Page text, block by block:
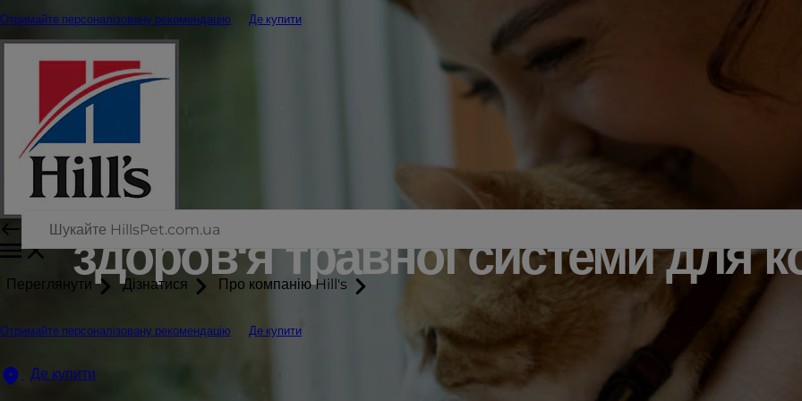
Отримайте персоналізовану рекомендацію Де купити
Переглянути Дізнатися Про компанію Hill's
Отримайте персоналізовану рекомендацію Де купити
Де купити
здоров'я травної системи для